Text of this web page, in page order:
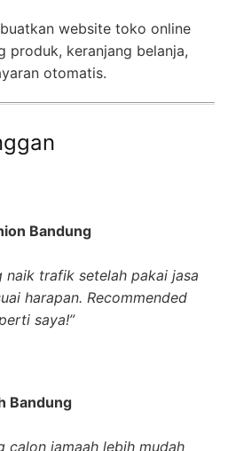
website toko online
produk, keranjang belanja,
otomatis.
Bandung
naik trafik setelah pakai jasa
harapan. Recommended
saya!”
Bandung
calon jamaah lebih mudah